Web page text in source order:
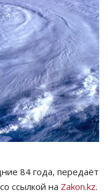
84 года, передаёт
со ссылкой на Zakon.kz.